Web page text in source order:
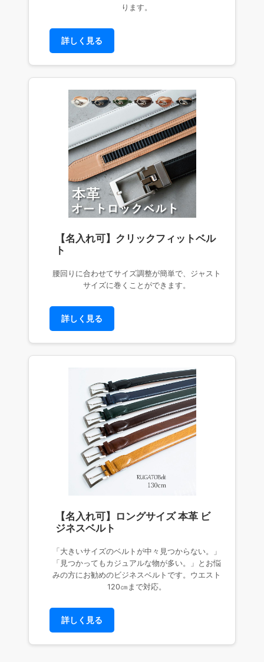
ります。
詳しく見る
【名入れ可】クリックフィットベル
ト
腰回りに合わせてサイズ調整が簡単で、ジャスト
サイズに巻くことができます。
詳しく見る
【名入れ可】ロングサイズ 本革 ビ
ジネスベルト
「大きいサイズのベルトが中々見つからない。」
「見つかってもカジュアルな物が多い。」とお悩
みの方にお勧めのビジネスベルトです。ウエスト
120㎝まで対応。
詳しく見る